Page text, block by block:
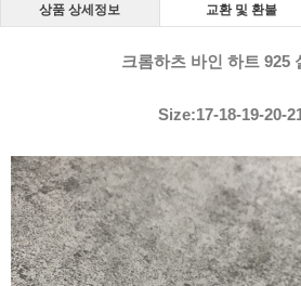
상품 상세정보 교환 및 환불
크롬하츠 바인 하트 925
Size:17-18-19-20-